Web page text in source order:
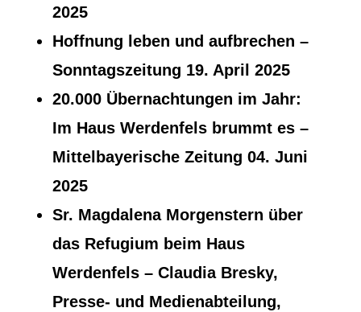
2025
Hoffnung leben und aufbrechen –
Sonntagszeitung 19. April 2025
20.000 Übernachtungen im Jahr:
Im Haus Werdenfels brummt es–
Mittelbayerische Zeitung 04. Juni
2025
Sr. Magdalena Morgenstern über
das Refugium beim Haus
Werdenfels– Claudia Bresky,
Presse- und Medienabteilung,